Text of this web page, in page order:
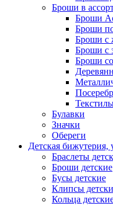
Броши в
Броши
Броши
Броши с
Броши с
Броши
Булавки
Значки
Обереги
Детская бижутерия,
Браслеты
Броши детские
Бусы детские
Клипсы
Кольца